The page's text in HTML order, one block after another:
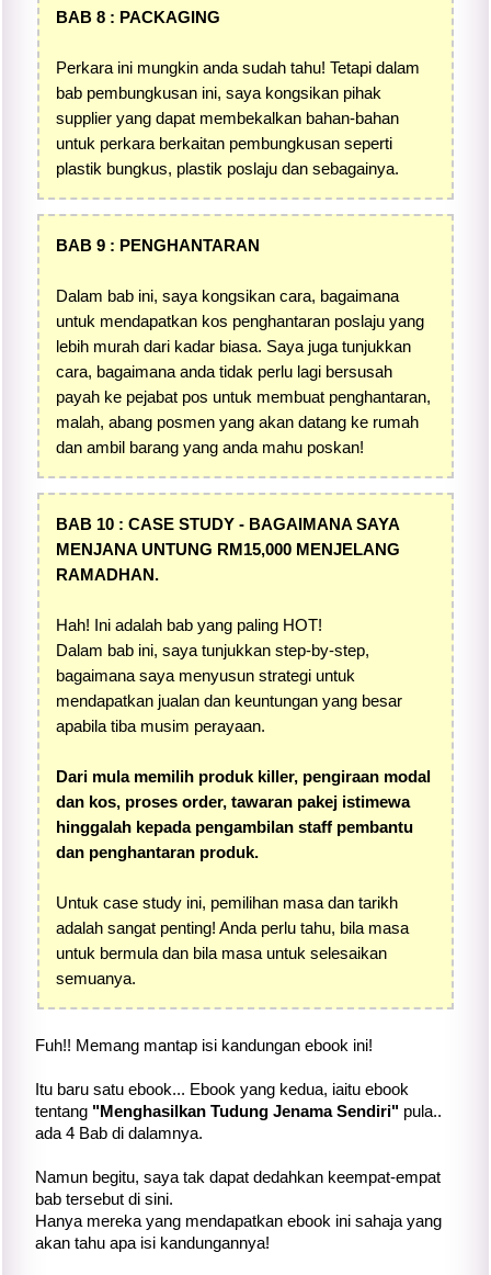
BAB 8 : PACKAGING
Perkara ini mungkin anda sudah tahu! Tetapi dalam
bab pembungkusan ini, saya kongsikan pihak
supplier yang dapat membekalkan bahan-bahan
untuk perkara berkaitan pembungkusan seperti
plastik bungkus, plastik poslaju dan sebagainya.
BAB 9 : PENGHANTARAN
Dalam bab ini, saya kongsikan cara, bagaimana
untuk mendapatkan kos penghantaran poslaju yang
lebih murah dari kadar biasa. Saya juga tunjukkan
cara, bagaimana anda tidak perlu lagi bersusah
payah ke pejabat pos untuk membuat penghantaran,
malah, abang posmen yang akan datang ke rumah
dan ambil barang yang anda mahu poskan!
BAB 10 : CASE STUDY - BAGAIMANA SAYA
MENJANA UNTUNG RM15,000 MENJELANG
RAMADHAN.
Hah! Ini adalah bab yang paling HOT!
Dalam bab ini, saya tunjukkan step-by-step,
bagaimana saya menyusun strategi untuk
mendapatkan jualan dan keuntungan yang besar
apabila tiba musim perayaan.
Dari mula memilih produk killer, pengiraan modal
dan kos, proses order, tawaran pakej istimewa
hinggalah kepada pengambilan staff pembantu
dan penghantaran produk.
Untuk case study ini, pemilihan masa dan tarikh
adalah sangat penting! Anda perlu tahu, bila masa
untuk bermula dan bila masa untuk selesaikan
semuanya.
Fuh!! Memang mantap isi kandungan ebook ini!
Itu baru satu ebook... Ebook yang kedua, iaitu ebook
tentang "Menghasilkan Tudung Jenama Sendiri" pula..
ada 4 Bab di dalamnya.
Namun begitu, saya tak dapat dedahkan keempat-empat
bab tersebut di sini.
Hanya mereka yang mendapatkan ebook ini sahaja yang
akan tahu apa isi kandungannya!